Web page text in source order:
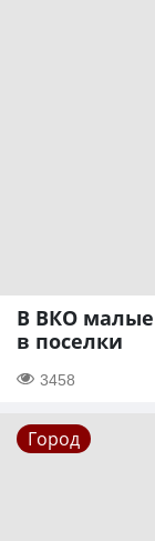
В ВКО малые
в поселки
3458
Город